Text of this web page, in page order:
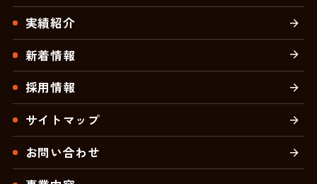
実績紹介
新着情報
採用情報
サイトマップ
お問い合わせ